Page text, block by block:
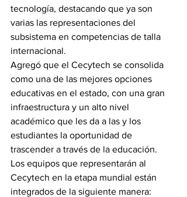
tecnología, destacando que ya son
varias las representaciones del
subsistema en competencias de talla
internacional.
Agregó que el Cecytech se consolida
como una de las mejores opciones
educativas en el estado, con una gran
infraestructura y un alto nivel
académico que les da a las y los
estudiantes la oportunidad de
trascender a través de la educación.
Los equipos que representarán al
Cecytech en la etapa mundial están
integrados de la siguiente manera: